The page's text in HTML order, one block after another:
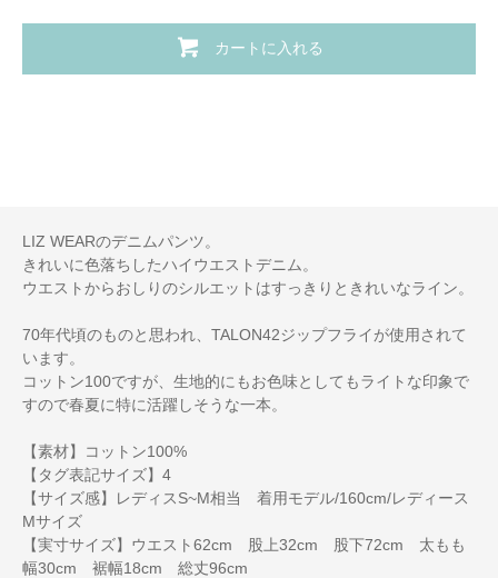
カートに入れる
LIZ WEARのデニムパンツ。
きれいに色落ちしたハイウエストデニム。
ウエストからおしりのシルエットはすっきりときれいなライン。
70年代頃のものと思われ、TALON42ジップフライが使用されて
います。
コットン100ですが、生地的にもお色味としてもライトな印象で
すので春夏に特に活躍しそうな一本。
【素材】コットン100%
【タグ表記サイズ】4
【サイズ感】レディスS~M相当 着用モデル/160cm/レディース
Mサイズ
【実寸サイズ】ウエスト62cm 股上32cm 股下72cm 太もも
幅30cm 裾幅18cm 総丈96cm